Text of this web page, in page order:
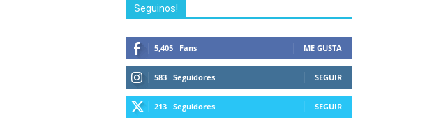
Seguinos!
5,405 Fans ME GUSTA
583 Seguidores SEGUIR
213 Seguidores SEGUIR